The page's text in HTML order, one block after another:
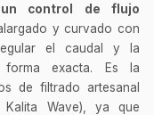
control de flujo
y curvado con
el caudal y la
exacta. Es la
de filtrado artesanal
Wave), ya que